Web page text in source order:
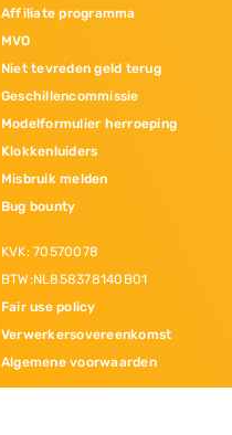
Affiliate programma
MVO
Niet tevreden geld terug
Geschillencommissie
Modelformulier herroeping
Klokkenluiders
Misbruik melden
Bug bounty
KVK: 70570078
BTW:NL858378140B01
Fair use policy
Verwerkersovereenkomst
Algemene voorwaarden